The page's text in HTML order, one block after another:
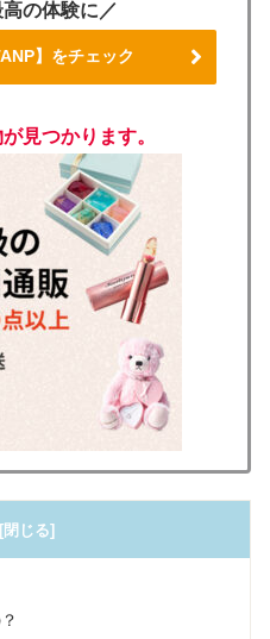
の体験に／
】をチェック
見つかります。